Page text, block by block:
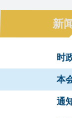
新
时
本
通